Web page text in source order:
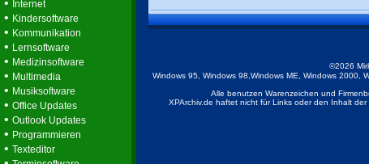
• Internet
• Kindersoftware
• Kommunikation
• Lernsoftware
• Medizinsoftware
• Multimedia
• Musiksoftware
• Office Updates
• Outlook Updates
• Programmieren
• Texteditor
©2026
Windows 95, Windows 98,Windows ME, Windows 2000,
Alle benutzen Warenzeichen und
XPArchiv.de haftet nicht für Links oder den Inhalt